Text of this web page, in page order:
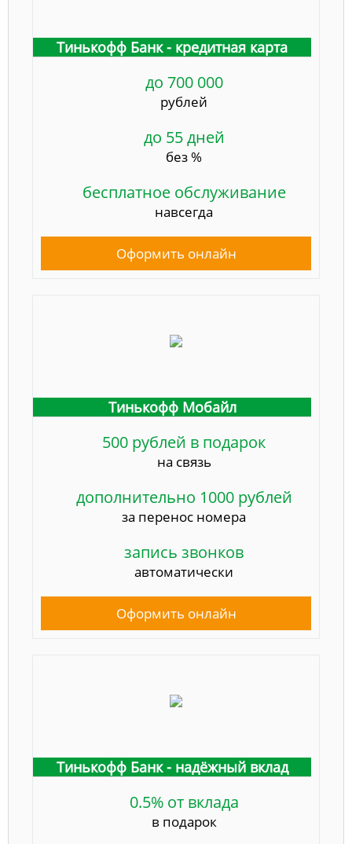
Тинькофф Банк - кредитная карта
до 700 000
рублей
до 55 дней
без %
бесплатное обслуживание
навсегда
Оформить онлайн
Тинькофф Мобайл
500 рублей в подарок
на связь
дополнительно 1000 рублей
за перенос номера
запись звонков
автоматически
Оформить онлайн
Тинькофф Банк - надёжный вклад
0.5% от вклада
в подарок